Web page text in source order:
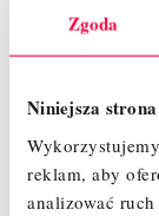
Zgoda
Niniejsza
reklam, aby
analizować